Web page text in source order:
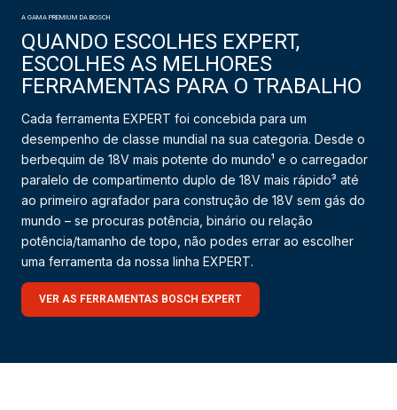
A GAMA PREMIUM DA BOSCH
QUANDO ESCOLHES EXPERT,
ESCOLHES AS MELHORES
FERRAMENTAS PARA O TRABALHO
Cada ferramenta EXPERT foi concebida para um
desempenho de classe mundial na sua categoria. Desde o
berbequim de 18V mais potente do mundo¹ e o carregador
paralelo de compartimento duplo de 18V mais rápido³ até
ao primeiro agrafador para construção de 18V sem gás do
mundo – se procuras potência, binário ou relação
potência/tamanho de topo, não podes errar ao escolher
uma ferramenta da nossa linha EXPERT.
VER AS FERRAMENTAS BOSCH EXPERT